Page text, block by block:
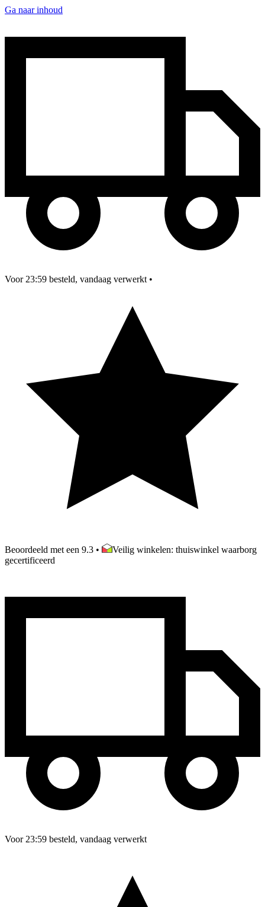
Ga naar inhoud
Voor 23:59 besteld, vandaag verwerkt •
Beoordeeld met een 9.3 •
Veilig winkelen: thuiswinkel waarborg
gecertificeerd
Voor 23:59 besteld, vandaag verwerkt